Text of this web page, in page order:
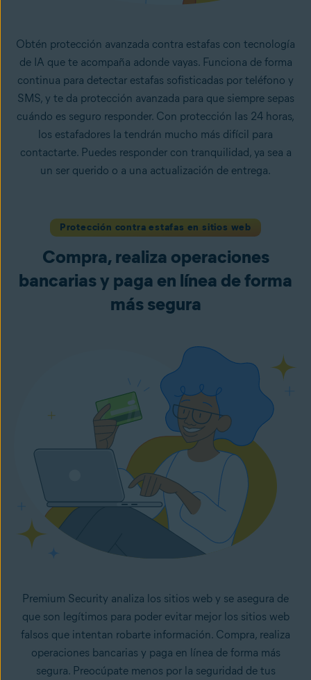
Obtén protección avanzada contra estafas con tecnología
de IA que te acompaña adonde vayas. Funciona de forma
continua para detectar estafas sofisticadas por teléfono y
SMS, y te da protección avanzada para que siempre sepas
cuándo es seguro responder. Con protección las 24 horas,
los estafadores la tendrán mucho más difícil para
contactarte. Puedes responder con tranquilidad, ya sea a
un ser querido o a una actualización de entrega.
Protección contra estafas en sitios web
Compra, realiza operaciones
bancarias y paga en línea de forma
más segura
Premium Security analiza los sitios web y se asegura de
que son legítimos para poder evitar mejor los sitios web
falsos que intentan robarte información. Compra, realiza
operaciones bancarias y paga en línea de forma más
segura. Preocúpate menos por la seguridad de tus